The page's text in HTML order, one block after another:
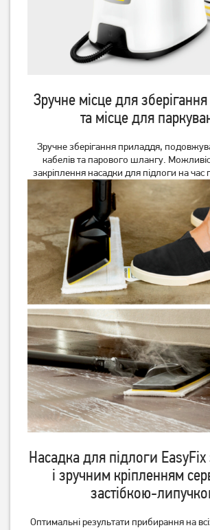
білий синій (STC-C2000W4-
Немає в
Пароочисник Karcher SC 4
Deluxe Iron (1.513-462.0)
Немає в наявності
4 699
Немає в
Зручне місце для зберігання
та місце для
Зручне зберігання приладдя,
кабелів та парового шлангу.
закріплення насадки для підлоги на час
Насадка для підлоги
і зручним кріпленням
застібкою-
Оптимальні результати прибирання на